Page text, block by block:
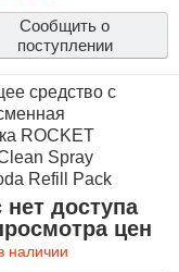
Сообщить о
поступлении
средство с
ROCKET
Spray
Refill Pack
нет доступа
цен
наличии